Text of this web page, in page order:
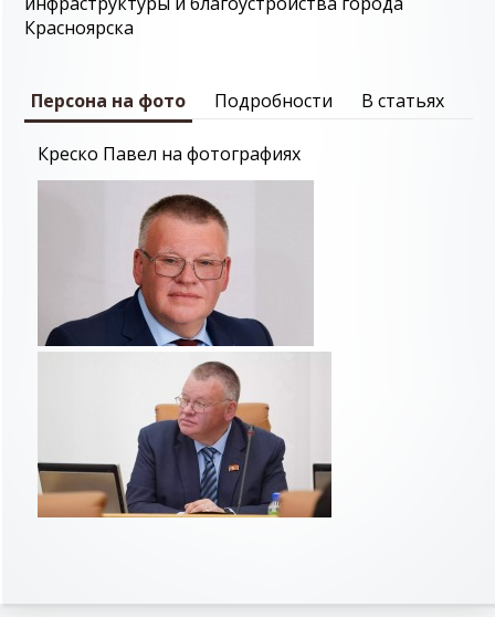
Красноярска
Персона на фото Подробности В статьях
Креско Павел на фотографиях